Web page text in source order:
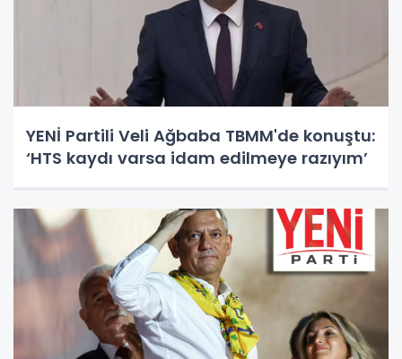
YENİ Partili Veli Ağbaba TBMM'de konuştu:
‘HTS kaydı varsa idam edilmeye razıyım’